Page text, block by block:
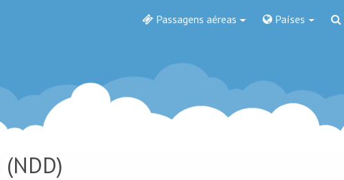
Passagens aéreas Países
(NDD)